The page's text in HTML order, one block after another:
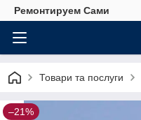
Ремонтируем Сами
Товари та послуги
–21%